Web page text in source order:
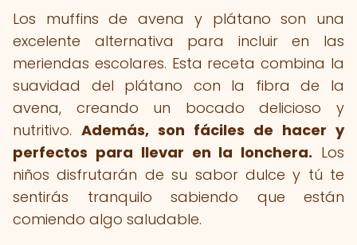
Los muffins de avena y plátano son una
excelente alternativa para incluir en las
meriendas escolares. Esta receta combina la
suavidad del plátano con la fibra de la
avena, creando un bocado delicioso y
nutritivo. Además, son fáciles de hacer y
perfectos para llevar en la lonchera. Los
niños disfrutarán de su sabor dulce y tú te
sentirás tranquilo sabiendo que están
comiendo algo saludable.